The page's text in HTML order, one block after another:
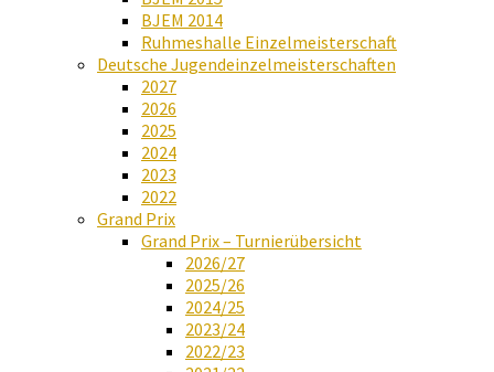
BJEM 2014
Ruhmeshalle Einzelmeisterschaft
Deutsche Jugendeinzelmeisterschaften
2027
2026
2025
2024
2023
2022
Grand Prix
Grand Prix – Turnierübersicht
2026/27
2025/26
2024/25
2023/24
2022/23